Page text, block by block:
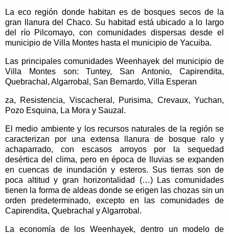
La eco región donde habitan es de bosques secos de la
gran llanura del Chaco. Su habitad está ubicado a lo largo
del río Pilcomayo, con comunidades dispersas desde el
municipio de Villa Montes hasta el municipio de Yacuiba.
Las principales comunidades Weenhayek del municipio de
Villa Montes son: Tuntey, San Antonio, Capirendita,
Quebrachal, Algarrobal, San Bernardo, Villa Esperan
za, Resistencia, Viscacheral, Purisima, Crevaux, Yuchan,
Pozo Esquina, La Mora y Sauzal.
El medio ambiente y los recursos naturales de la región se
caracterizan por una extensa llanura de bosque ralo y
achaparrado, con escasos arroyos por la sequedad
desértica del clima, pero en época de lluvias se expanden
en cuencas de inundación y esteros. Sus tierras son de
poca altitud y gran horizontalidad (…) Las comunidades
tienen la forma de aldeas donde se erigen las chozas sin un
orden predeterminado, excepto en las comunidades de
Capirendita, Quebrachal y Algarrobal.
La economía de los Weenhayek, dentro un modelo de